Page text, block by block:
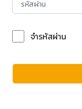
จำรหัสผ่าน